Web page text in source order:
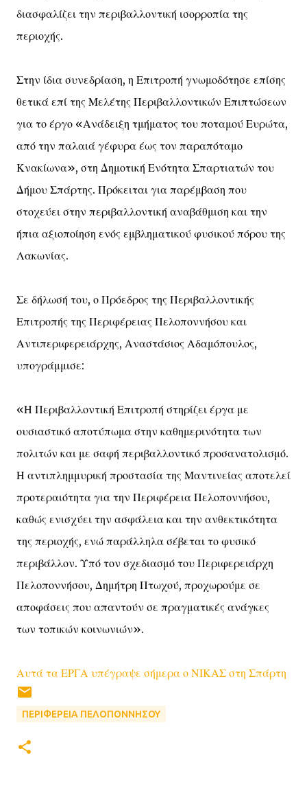
διασφαλίζει την περιβαλλοντική ισορροπία της
περιοχής.
Στην ίδια συνεδρίαση, η Επιτροπή γνωμοδότησε επίσης
θετικά επί της Μελέτης Περιβαλλοντικών Επιπτώσεων
για το έργο «Ανάδειξη τμήματος του ποταμού Ευρώτα,
από την παλαιά γέφυρα έως τον παραπόταμο
Κνακίωνα», στη Δημοτική Ενότητα Σπαρτιατών του
Δήμου Σπάρτης. Πρόκειται για παρέμβαση που
στοχεύει στην περιβαλλοντική αναβάθμιση και την
ήπια αξιοποίηση ενός εμβληματικού φυσικού πόρου της
Λακωνίας.
Σε δήλωσή του, ο Πρόεδρος της Περιβαλλοντικής
Επιτροπής της Περιφέρειας Πελοποννήσου και
Αντιπεριφερειάρχης, Αναστάσιος Αδαμόπουλος,
υπογράμμισε:
«Η Περιβαλλοντική Επιτροπή στηρίζει έργα με
ουσιαστικό αποτύπωμα στην καθημερινότητα των
πολιτών και με σαφή περιβαλλοντικό προσανατολισμό.
Η αντιπλημμυρική προστασία της Μαντινείας αποτελεί
προτεραιότητα για την Περιφέρεια Πελοποννήσου,
καθώς ενισχύει την ασφάλεια και την ανθεκτικότητα
της περιοχής, ενώ παράλληλα σέβεται το φυσικό
περιβάλλον. Υπό τον σχεδιασμό του Περιφερειάρχη
Πελοποννήσου, Δημήτρη Πτωχού, προχωρούμε σε
αποφάσεις που απαντούν σε πραγματικές ανάγκες
των τοπικών κοινωνιών».
Αυτά τα ΕΡΓΑ υπέγραψε σήμερα ο ΝΙΚΑΣ στη Σπάρτη
ΠΕΡΙΦΕΡΕΙΑ ΠΕΛΟΠΟΝΝΗΣΟΥ